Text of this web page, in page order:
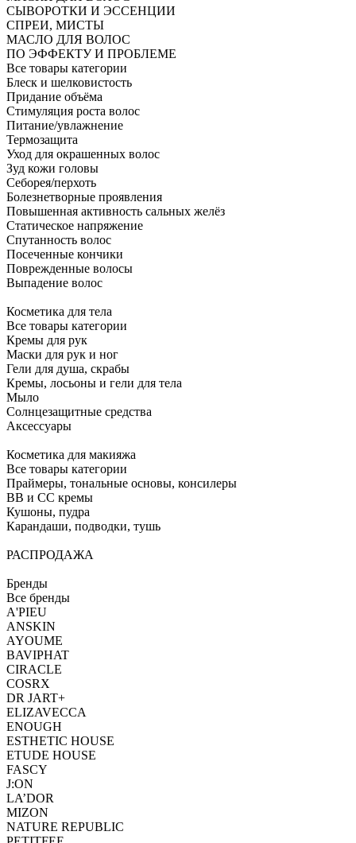
СЫВОРОТКИ И ЭССЕНЦИИ
СПРЕИ, МИСТЫ
МАСЛО ДЛЯ ВОЛОС
ПО ЭФФЕКТУ И ПРОБЛЕМЕ
Все товары категории
Блеск и шелковистость
Придание объёма
Стимуляция роста волос
Питание/увлажнение
Термозащита
Уход для окрашенных волос
Зуд кожи головы
Себорея/перхоть
Болезнетворные проявления
Повышенная активность сальных желёз
Статическое напряжение
Спутанность волос
Посеченные кончики
Поврежденные волосы
Выпадение волос
Косметика для тела
Все товары категории
Кремы для рук
Маски для рук и ног
Гели для душа, скрабы
Кремы, лосьоны и гели для тела
Мыло
Солнцезащитные средства
Аксессуары
Косметика для макияжа
Все товары категории
Праймеры, тональные основы, консилеры
BB и CC кремы
Кушоны, пудра
Карандаши, подводки, тушь
РАСПРОДАЖА
Бренды
Все бренды
A'PIEU
ANSKIN
AYOUME
BAVIPHAT
CIRACLE
COSRX
DR JART+
ELIZAVECCA
ENOUGH
ESTHETIC HOUSE
ETUDE HOUSE
FASCY
J:ON
LA’DOR
MIZON
NATURE REPUBLIC